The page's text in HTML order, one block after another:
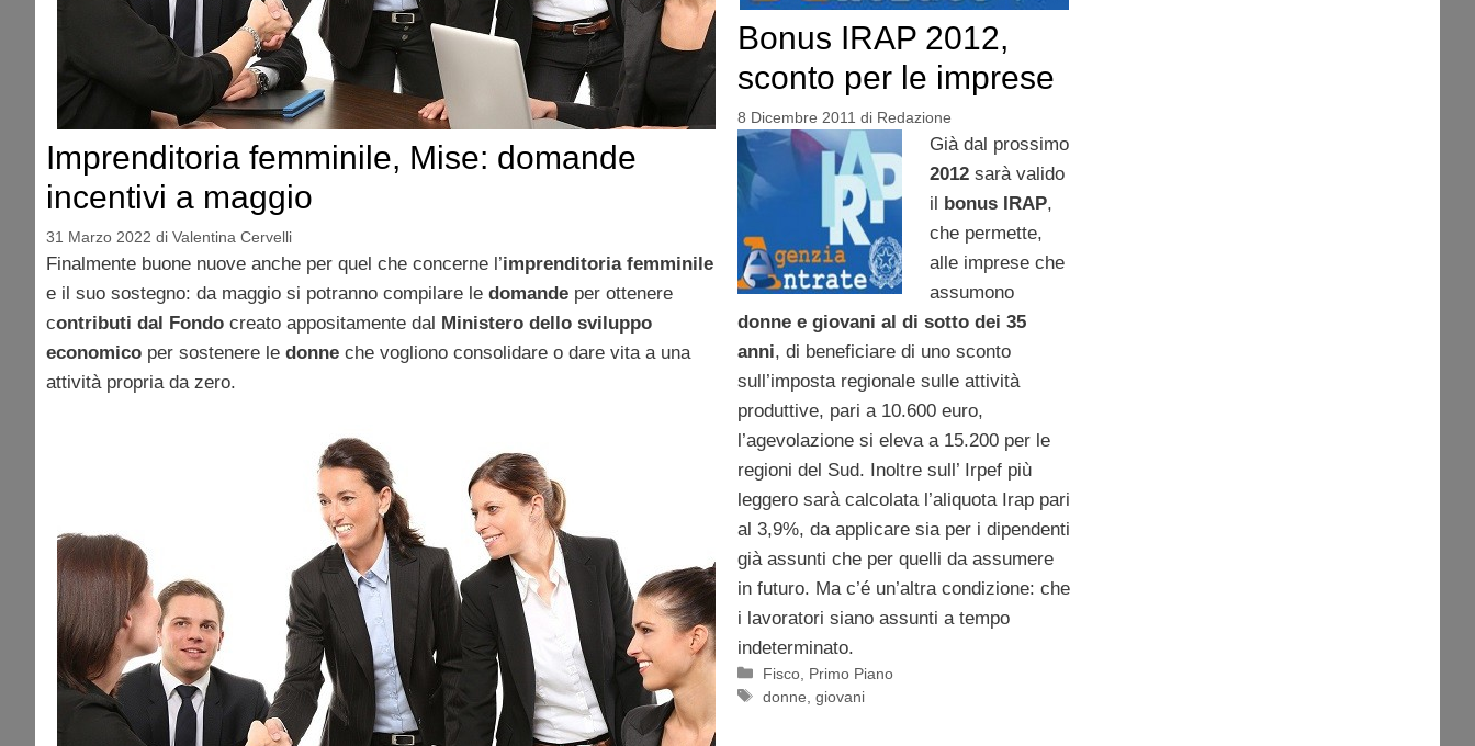
Imprenditoria femminile, Mise: domande
incentivi a maggio
31 Marzo 2022 di Valentina Cervelli
Finalmente buone nuove anche per quel che concerne l’imprenditoria femminile
e il suo sostegno: da maggio si potranno compilare le domande per ottenere
contributi dal Fondo creato appositamente dal Ministero dello sviluppo
economico per sostenere le donne che vogliono consolidare o dare vita a una
attività propria da zero.
Bonus IRAP 2012,
sconto per le imprese
8 Dicembre 2011 di Redazione
Già dal prossimo
2012 sarà valido
il bonus IRAP,
che permette,
alle imprese che
assumono
donne e giovani al di sotto dei 35
anni, di beneficiare di uno sconto
sull’imposta regionale sulle attività
produttive, pari a 10.600 euro,
l’agevolazione si eleva a 15.200 per le
regioni del Sud. Inoltre sull’ Irpef più
leggero sarà calcolata l’aliquota Irap pari
al 3,9%, da applicare sia per i dipendenti
già assunti che per quelli da assumere
in futuro. Ma c’é un’altra condizione: che
i lavoratori siano assunti a tempo
indeterminato.
Categorie
Fisco Primo Piano
Tag
donne ,giovani